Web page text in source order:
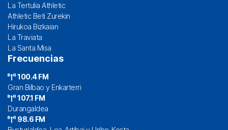
La Tertulia Athletic
Athletic Beti Zurekin
Hirukoa Bizkaian
La Traviata
La Santa Misa
Frecuencias
100.4 FM
Gran Bilbao y Enkarterri
107.1 FM
Durangaldea
98.6 FM